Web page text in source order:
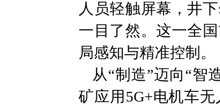
人员轻触屏幕，井
一目了然。这一全
局感知与精准控制。
从“制造”迈向“智
矿应用5G+电机车